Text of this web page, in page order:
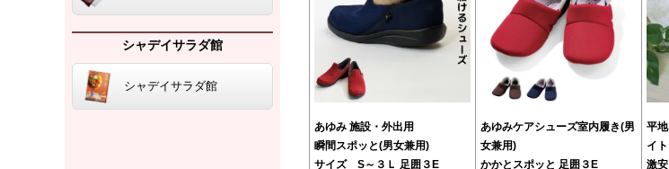
シャデイサラダ館
シャデイサラダ館
あゆみ 施設・外出用
瞬間スポッと(男女兼用)
サイズ S～３Ｌ 足囲３E
あゆみケアシューズ室内履き(男
女兼用)
かかとスポッと 足囲３E
平
イ
激